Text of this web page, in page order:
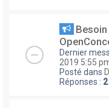
Dernier
2019 5:55
Posté dans
Réponses : 2